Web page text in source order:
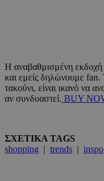
Η αναβαθμισμένη εκδοχή
και εμείς δηλώνουμε fan.
τακούνι, είναι ικανό να
αν συνδυαστεί. BUY
ΣΧΕΤΙΚΑ TAGS
shopping | trends | inspo